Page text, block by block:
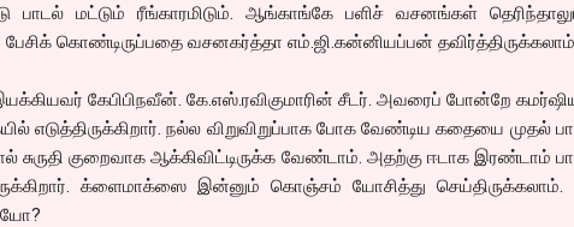
மட்டும் ரீங்காரமிடும். ஆங்காங்கே பளிச் வசனங்கள்
கொண்டிருப்பதை வசனகர்த்தா எம்.ஜி.கன்னியப்பன் தவிர்த்திருக்கலாம்.
கேபிபிநவீன். கே.எஸ்.ரவிகுமாரின் சீடர். அவரைப் போன்றே
எடுத்திருக்கிறார். நல்ல விறுவிறுப்பாக போக வேண்டிய கதையை முதல்
குறைவாக ஆக்கிவிட்டிருக்க வேண்டாம். அதற்கு ஈடாக இரண்டாம்
க்ளைமாக்ஸை இன்னும் கொஞ்சம் யோசித்து செய்திருக்கலாம்.